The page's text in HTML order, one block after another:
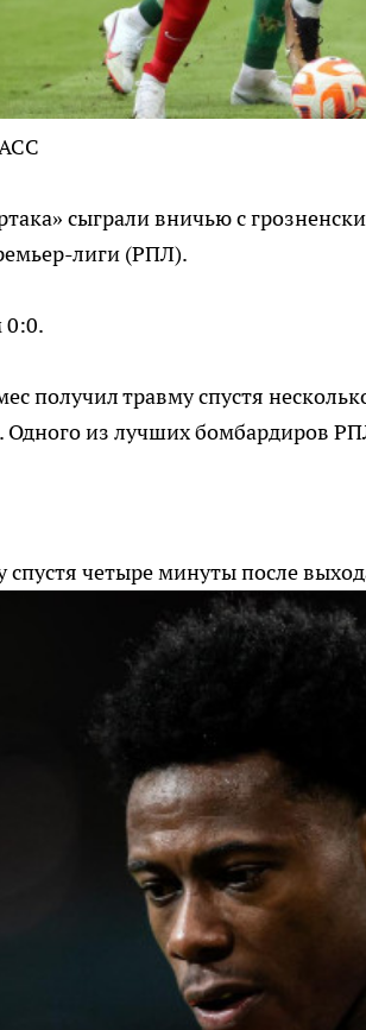
сыграли вничью с
лиги (РПЛ).
0:0.
получил травму спустя
Одного из лучших бомбардиров
четыре минуты после